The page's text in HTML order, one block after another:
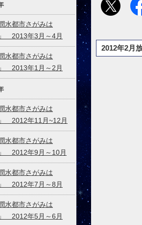
2012年2月
潤水都市さがみは
2013年3月～4月
潤水都市さがみは
2013年1月～2月
潤水都市さがみは
2012年11月~12月
潤水都市さがみは
2012年9月～10月
潤水都市さがみは
2012年7月～8月
潤水都市さがみは
2012年5月～6月